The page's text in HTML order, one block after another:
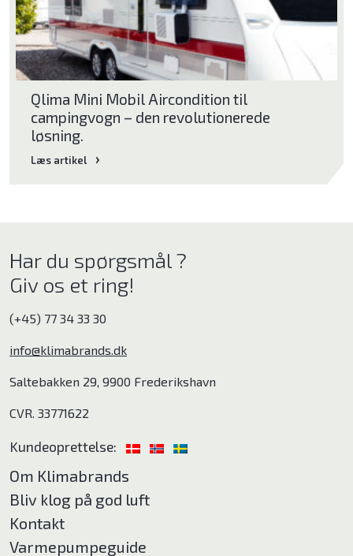
Qlima Mini Mobil Aircondition til
campingvogn – den revolutionerede
løsning.
Læs artikel
Har du spørgsmål ?
Giv os et ring!
(+45) 77 34 33 30
info@klimabrands.dk
Saltebakken 29, 9900 Frederikshavn
CVR. 33771622
Kundeoprettelse:
Om Klimabrands
Bliv klog på god luft
Kontakt
Varmepumpeguide